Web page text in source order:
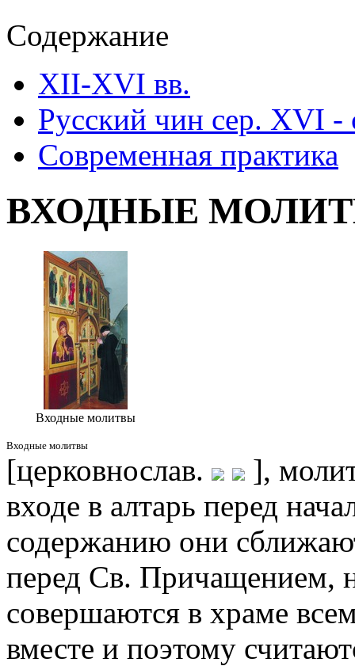
Содержание
XII-XVI вв.
Русский чин сер. XVI
Современная практика
ВХОДНЫЕ
Входные молитвы
Входные молитвы
[церковнослав.
],
входе в алтарь перед
содержанию они
перед Св. Причащением,
совершаются в храме
вместе и поэтому